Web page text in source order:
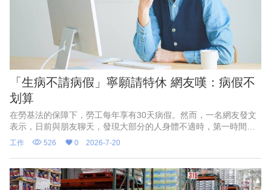
「生病不請病假」寧願請特休 網友嘆：病假不
划算
在勞基法的保障下，勞工每年享有30天病假。然而，一名網友發文
表示，日前與朋友聊天，發現大部分的人身體不適時，第一時間想
到的是請特休而非病假，讓原po十分不解，認為病假明明是法律保
障勞工的權益，貼文一出
工作 526 0 2026-7-20